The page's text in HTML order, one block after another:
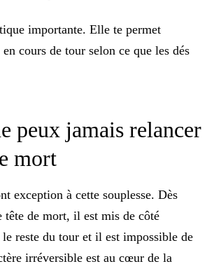
importante. Elle te permet
cours de tour selon ce que les dés
peux jamais relancer
mort
exception à cette souplesse. Dès
tête de mort, il est mis de côté
reste du tour et il est impossible de
irréversible est au cœur de la